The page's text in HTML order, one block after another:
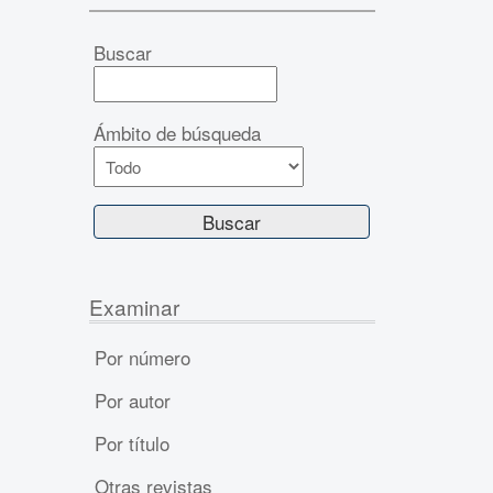
Buscar
Ámbito de búsqueda
Examinar
Por número
Por autor
Por título
Otras revistas